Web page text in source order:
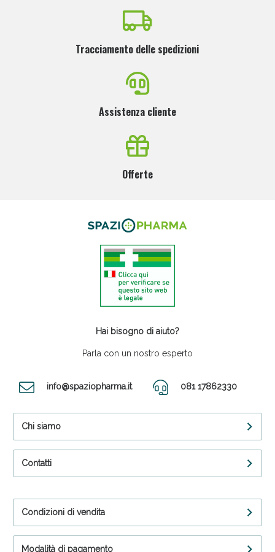
Tracciamento delle spedizioni
Assistenza cliente
Offerte
Hai bisogno di aiuto?
Parla con un nostro esperto
info@spaziopharma.it 081 17862330
Chi siamo
Contatti
Condizioni di vendita
Modalità di pagamento